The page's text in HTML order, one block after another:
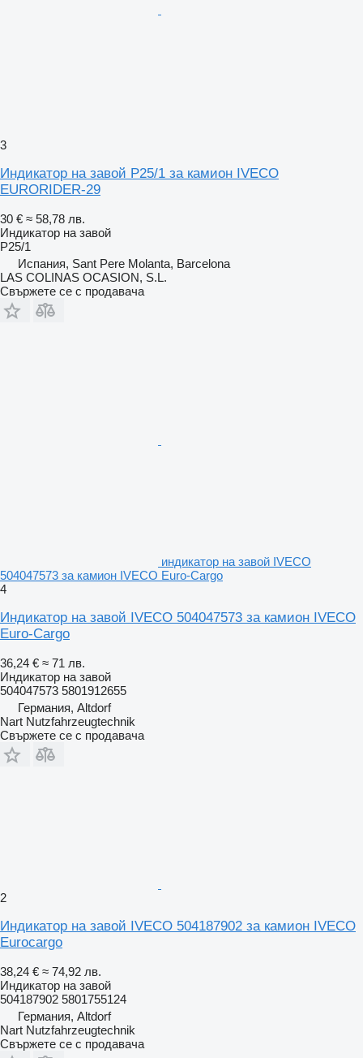
3
Индикатор на завой P25/1 за камион IVECO
EURORIDER-29
30 € ≈ 58,78 лв.
Индикатор на завой
P25/1
Испания, Sant Pere Molanta, Barcelona
LAS COLINAS OCASION, S.L.
Свържете се с продавача
индикатор на завой IVECO
504047573 за камион IVECO Euro-Cargo
4
Индикатор на завой IVECO 504047573 за камион IVECO
Euro-Cargo
36,24 € ≈ 71 лв.
Индикатор на завой
504047573 5801912655
Германия, Altdorf
Nart Nutzfahrzeugtechnik
Свържете се с продавача
2
Индикатор на завой IVECO 504187902 за камион IVECO
Eurocargo
38,24 € ≈ 74,92 лв.
Индикатор на завой
504187902 5801755124
Германия, Altdorf
Nart Nutzfahrzeugtechnik
Свържете се с продавача